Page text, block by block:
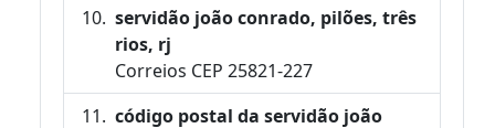
servidão joão conrado, pilões, três
rios, rj
Correios CEP 25821-227
código postal da servidão joão